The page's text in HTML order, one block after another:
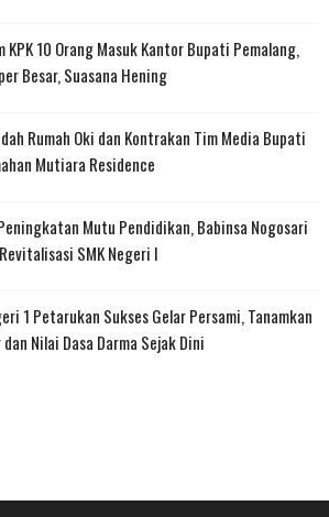
KPK 10 Orang Masuk Kantor Bupati Pemalang,
Besar, Suasana Hening
Rumah Oki dan Kontrakan Tim Media Bupati
Mutiara Residence
Mutu Pendidikan, Babinsa Nogosari
SMK Negeri I
1 Petarukan Sukses Gelar Persami, Tanamkan
Nilai Dasa Darma Sejak Dini